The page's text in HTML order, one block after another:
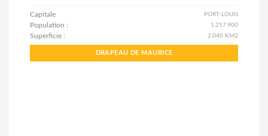
Capitale PORT-LOUIS
Population : 1.257.900
Superficie : 2.040 KM2
DRAPEAU DE MAURICE